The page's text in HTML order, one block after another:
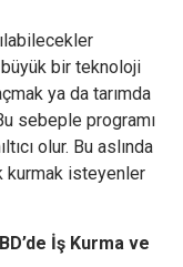
bir teknoloji
ya da tarımda
sebeple programı
olur. Bu aslında
kurmak isteyenler
İş Kurma ve